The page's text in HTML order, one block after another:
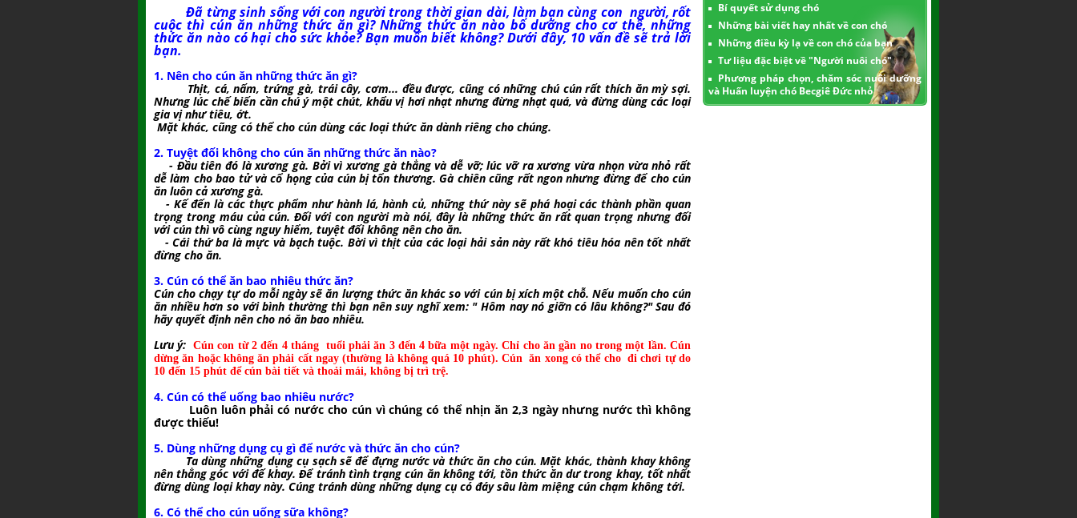
Đã từng sinh sống với con người trong thời gian dài, làm bạn cùng con người, rốt
cuộc thì cún ăn những thức ăn gì? Những thức ăn nào bổ dưỡng cho cơ thể, những
thức ăn nào có hại cho sức khỏe? Bạn muốn biết không? Dưới đây, 10 vấn đề sẽ trả lời
bạn.
1. Nên cho cún ăn những thức ăn gì?
Thịt, cá, nấm, trứng gà, trái cây, cơm... đều được, cũng có những chú cún rất thích ăn mỳ sợi.
Nhưng lúc chế biến cần chú ý một chút, khẩu vị hơi nhạt nhưng đừng nhạt quá, và đừng dùng các loại
gia vị như tiêu, ớt.
Mặt khác, cũng có thể cho cún dùng các loại thức ăn dành riêng cho chúng.
2. Tuyệt đối không cho cún ăn những thức ăn nào?
- Đầu tiên đó là xương gà. Bởi vì xương gà thẳng và dễ vỡ; lúc vỡ ra xương vừa nhọn vừa nhỏ rất
dễ làm cho bao tử và cổ họng của cún bị tổn thương. Gà chiên cũng rất ngon nhưng đừng để cho cún
ăn luôn cả xương gà.
- Kế đến là các thực phẩm như hành lá, hành củ, những thứ này sẽ phá hoại các thành phần quan
trọng trong máu của cún. Đối với con người mà nói, đây là những thức ăn rất quan trọng nhưng đối
với cún thì vô cùng nguy hiểm, tuyệt đối không nên cho ăn.
- Cái thứ ba là mực và bạch tuộc. Bời vì thịt của các loại hải sản này rất khó tiêu hóa nên tốt nhất
đừng cho ăn.
3. Cún có thể ăn bao nhiêu thức ăn?
Cún cho chạy tự do mỗi ngày sẽ ăn lượng thức ăn khác so với cún bị xích một chỗ. Nếu muốn cho cún
ăn nhiều hơn so với bình thường thì bạn nên suy nghĩ xem: " Hôm nay nó giỡn có lâu không?" Sau đó
hãy quyết định nên cho nó ăn bao nhiêu.
Lưu ý: Cún con từ 2 đến 4 tháng tuổi phải ăn 3 đến 4 bữa một ngày. Chỉ cho ăn gần no trong một lần. Cún
dừng ăn hoặc không ăn phải cất ngay (thường là không quá 10 phút). Cún ăn xong có thể cho đi chơi tự do
10 đến 15 phút để cún bài tiết và thoải mái, không bị trì trệ.
4. Cún có thể uống bao nhiêu nước?
Luôn luôn phải có nước cho cún vì chúng có thể nhịn ăn 2,3 ngày nhưng nước thì không
được thiếu!
5. Dùng những dụng cụ gì để nước và thức ăn cho cún?
Ta dùng những dụng cụ sạch sẽ để đựng nước và thức ăn cho cún. Mặt khác, thành khay không
nên thẳng góc với đế khay. Để tránh tình trạng cún ăn không tới, tồn thức ăn dư trong khay, tốt nhất
đừng dùng loại khay này. Cúng tránh dùng những dụng cụ có đáy sâu làm miệng cún chạm không tới.
6. Có thể cho cún uống sữa không?
Bí quyết sử dụng chó
Những bài viết hay nhất về con chó
Những điều kỳ lạ về con chó của bạn
Tư liệu đặc biệt về "Người nuôi chó"
Phương pháp chọn, chăm sóc nuôi dưỡng
và Huấn luyện chó Becgiê Đức nhỏ